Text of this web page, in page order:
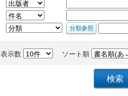
表示数 ソート順